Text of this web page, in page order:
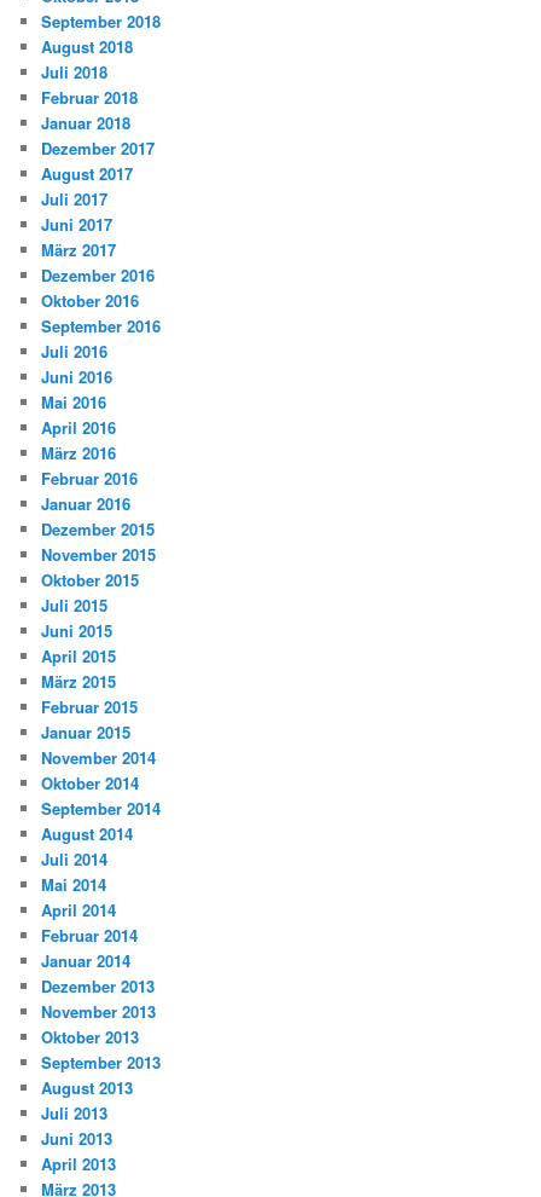
September 2018
August 2018
Juli 2018
Februar 2018
Januar 2018
Dezember 2017
August 2017
Juli 2017
Juni 2017
März 2017
Dezember 2016
Oktober 2016
September 2016
Juli 2016
Juni 2016
Mai 2016
April 2016
März 2016
Februar 2016
Januar 2016
Dezember 2015
November 2015
Oktober 2015
Juli 2015
Juni 2015
April 2015
März 2015
Februar 2015
Januar 2015
November 2014
Oktober 2014
September 2014
August 2014
Juli 2014
Mai 2014
April 2014
Februar 2014
Januar 2014
Dezember 2013
November 2013
Oktober 2013
September 2013
August 2013
Juli 2013
Juni 2013
April 2013
März 2013